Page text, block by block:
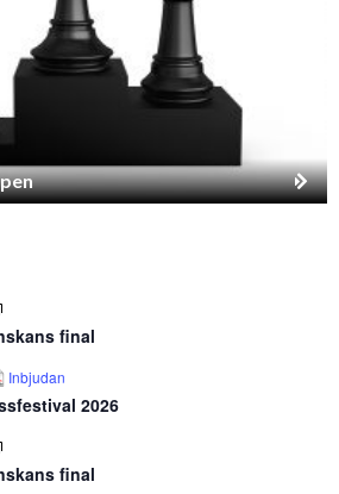
final
Inbjudan
2026
final